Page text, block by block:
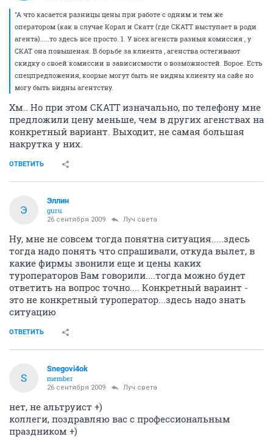
"А что касается разницы цены при работе с одним и тем же
оператором (как в случае Корал и Скатт (где СКАТТ выступает в роди
агента).....то здесь все просто. 1. У всех агенств разныя комиссия , у
СКАТ она повышеная. В борьбе за клиента , агенства остегивают
скидку о своей комиссии в зависисмости о возможностей. Ворое. Есть
спецпредложения, коорые могут быть не видны клиенту на сайе но
могу быть видны агентству.
Хм.. Но при этом СКАТТ изначально, по телефону мне
предложили цену меньше, чем в других агенствах на
конкретный вариант. Выходит, не самая большая
накрутка у них.
ОТВЕТИТЬ
Э
Эллин
guru
26 сентября 2009 Луч света
Ну, мне не совсем тогда понятна ситуация.....здесь
тогда надо понять что спрашивали, откуда вылет, в
какие фирмы звонили еще и цены каких
туроператоров Вам говорили....тогда можно будет
ответить на вопрос точно.... Конкретный вараинт -
это не конкретный туроператор...здесь надо знать
ситуацию
ОТВЕТИТЬ
S
Snegovi4ok
member
26 сентября 2009 Луч света
нет, не альтруист +)
коллеги, поздравляю вас с профессиональным
праздником +)